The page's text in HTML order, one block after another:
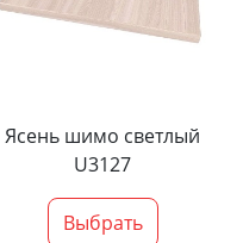
Ясень шимо светлый
U3127
Выбрать